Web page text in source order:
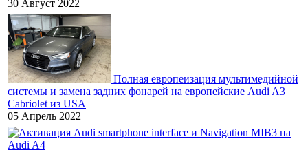
30 Август 2022
Полная европеизация мультимедийной
системы и замена задних фонарей на европейские Audi A3
Cabriolet из USA
05 Апрель 2022